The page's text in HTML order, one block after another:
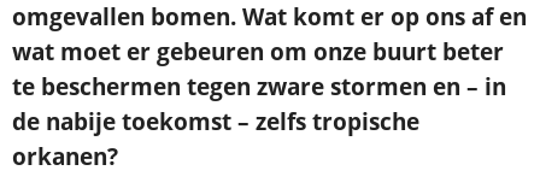
omgevallen bomen. Wat komt er op ons af en
wat moet er gebeuren om onze buurt beter
te beschermen tegen zware stormen en – in
de nabije toekomst – zelfs tropische
orkanen?